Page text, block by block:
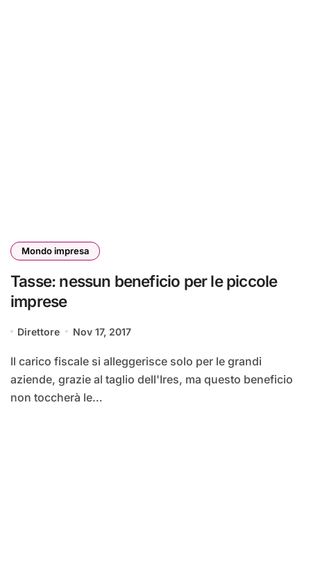
Mondo impresa
Tasse: nessun beneficio per le piccole
imprese
Direttore Nov 17, 2017
Il carico fiscale si alleggerisce solo per le grandi
aziende, grazie al taglio dell'Ires, ma questo beneficio
non toccherà le…